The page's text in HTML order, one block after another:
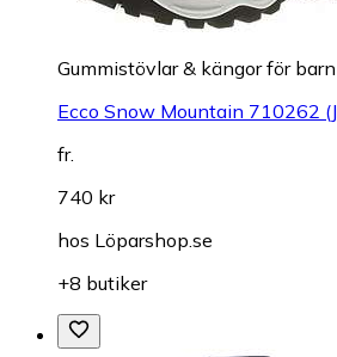
Gummistövlar & kängor för barn
Ecco Snow Mountain 710262
fr.
740 kr
hos Löparshop.se
+8 butiker